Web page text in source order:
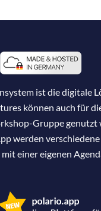
ist die digitale
können auch für
Gruppe genutzt
werden
einer eigenen